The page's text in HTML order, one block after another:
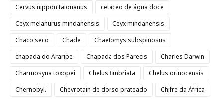
Cervus nippon taiouanus
cetáceo de água doce
Ceyx melanurus mindanensis
Ceyx mindanensis
Chaco seco
Chade
Chaetomys subspinosus
chapada do Araripe
Chapada dos Parecis
Charles Darwin
Charmosyna toxopei
Chelus fimbriata
Chelus orinocensis
Chernobyl.
Chevrotain de dorso prateado
Chifre da África